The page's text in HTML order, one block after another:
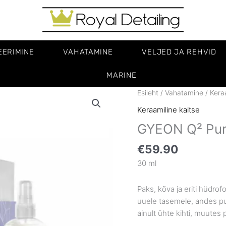
VAHATAMINE VELJED JA REHVID
MARINE
Esileht / Vahatamine /
Keraamiline kaitse
GYEON Q²
€59.90
30 ml
Paks, kõva ja eriti
uuele tasemele, andes
ainult ühte kihti, muutes